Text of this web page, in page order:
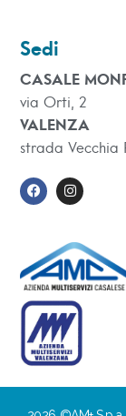
Sedi
CASALE
via Orti, 2
VALENZA
strada Vecchia